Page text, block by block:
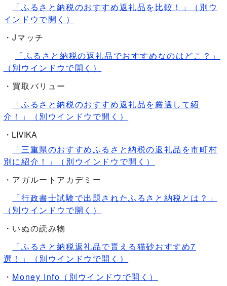
「ふるさと納税のおすすめ返礼品を比較！」
（別ウ
インドウで開く）
・Jマッチ
「ふるさと納税の返礼品でおすすめなのはどこ？」
（別ウインドウで開く）
・買取バリュー
「ふるさと納税のおすすめ返礼品を厳選して紹
介！」
（別ウインドウで開く）
・LIVIKA
「三重県のおすすめふるさと納税の返礼品を市町村
別に紹介！」
（別ウインドウで開く）
・アガルートアカデミー
「行政書士試験で出題されたふるさと納税とは？」
（別ウインドウで開く）
・いぬの読み物
「ふるさと納税返礼品で貰える猫砂おすすめ7
選！」
（別ウインドウで開く）
・ Money Info （別ウインドウで開く）